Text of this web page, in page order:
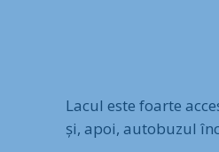
Lacul este foarte
și, apoi, autobuzul